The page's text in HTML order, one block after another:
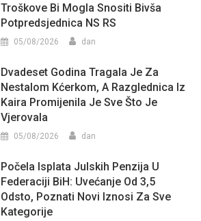
Troškove Bi Mogla Snositi Bivša
Potpredsjednica NS RS
05/08/2026 dan
Dvadeset Godina Tragala Je Za
Nestalom Kćerkom, A Razglednica Iz
Kaira Promijenila Je Sve Što Je
Vjerovala
05/08/2026 dan
Počela Isplata Julskih Penzija U
Federaciji BiH: Uvećanje Od 3,5
Odsto, Poznati Novi Iznosi Za Sve
Kategorije